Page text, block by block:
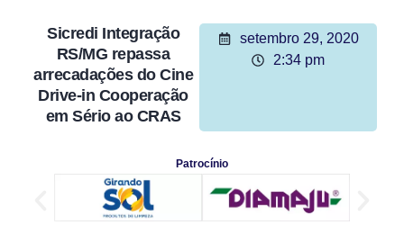
Sicredi Integração
RS/MG repassa
arrecadações do Cine
Drive-in Cooperação
em Sério ao CRAS
setembro 29, 2020
2:34 pm
Patrocínio